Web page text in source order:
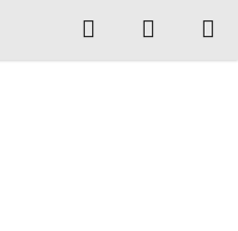
Hledat
KOŠÍK